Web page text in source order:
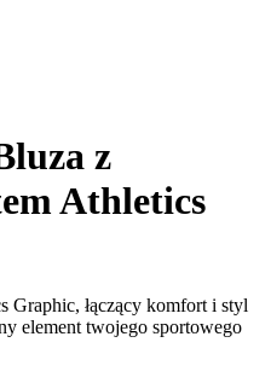
z
Athletics
Graphic, łączący komfort i styl
element twojego sportowego